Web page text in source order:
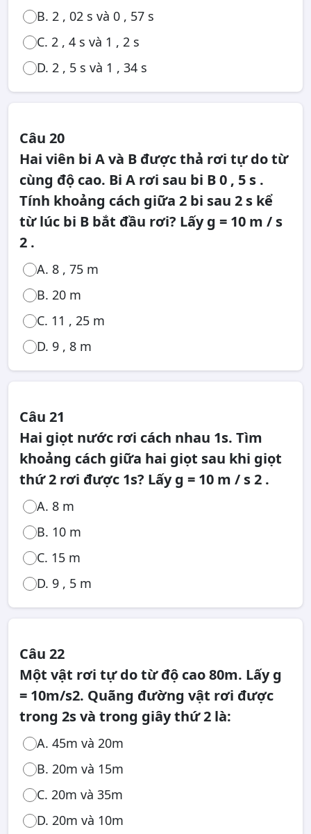
B. 2 , 02 s và 0 , 57 s
C. 2 , 4 s và 1 , 2 s
D. 2 , 5 s và 1 , 34 s
Câu 20
Hai viên bi A và B được thả rơi tự do từ
cùng độ cao. Bi A rơi sau bi B 0 , 5 s .
Tính khoảng cách giữa 2 bi sau 2 s kể
từ lúc bi B bắt đầu rơi? Lấy g = 10 m / s
2 .
A. 8 , 75 m
B. 20 m
C. 11 , 25 m
D. 9 , 8 m
Câu 21
Hai giọt nước rơi cách nhau 1s. Tìm
khoảng cách giữa hai giọt sau khi giọt
thứ 2 rơi được 1s? Lấy g = 10 m / s 2 .
A. 8 m
B. 10 m
C. 15 m
D. 9 , 5 m
Câu 22
Một vật rơi tự do từ độ cao 80m. Lấy g
= 10m/s2. Quãng đường vật rơi được
trong 2s và trong giây thứ 2 là:
A. 45m và 20m
B. 20m và 15m
C. 20m và 35m
D. 20m và 10m